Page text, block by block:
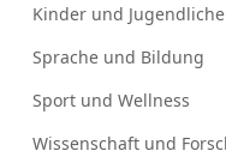
Kinder und Jugendliche
Sprache und Bildung
Sport und Wellness
Wissenschaft und